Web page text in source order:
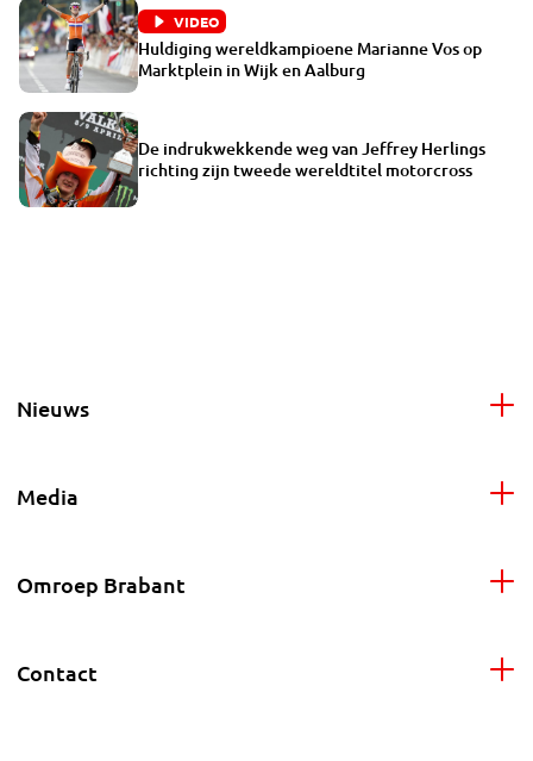
VIDEO
Huldiging wereldkampioene Marianne Vos op
Marktplein in Wijk en Aalburg
De indrukwekkende weg van Jeffrey Herlings
richting zijn tweede wereldtitel motorcross
Nieuws
Media
Omroep Brabant
Contact